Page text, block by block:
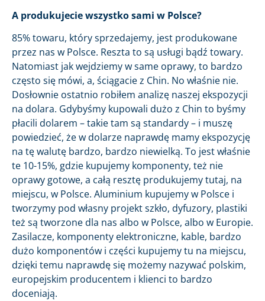
A produkujecie wszystko sami w Polsce?
85% towaru, który sprzedajemy, jest produkowane
przez nas w Polsce. Reszta to są usługi bądź towary.
Natomiast jak wejdziemy w same oprawy, to bardzo
często się mówi, a, ściągacie z Chin. No właśnie nie.
Dosłownie ostatnio robiłem analizę naszej ekspozycji
na dolara. Gdybyśmy kupowali dużo z Chin to byśmy
płacili dolarem – takie tam są standardy – i muszę
powiedzieć, że w dolarze naprawdę mamy ekspozycję
na tę walutę bardzo, bardzo niewielką. To jest właśnie
te 10-15%, gdzie kupujemy komponenty, też nie
oprawy gotowe, a całą resztę produkujemy tutaj, na
miejscu, w Polsce. Aluminium kupujemy w Polsce i
tworzymy pod własny projekt szkło, dyfuzory, plastiki
też są tworzone dla nas albo w Polsce, albo w Europie.
Zasilacze, komponenty elektroniczne, kable, bardzo
dużo komponentów i części kupujemy tu na miejscu,
dzięki temu naprawdę się możemy nazywać polskim,
europejskim producentem i klienci to bardzo
doceniają.